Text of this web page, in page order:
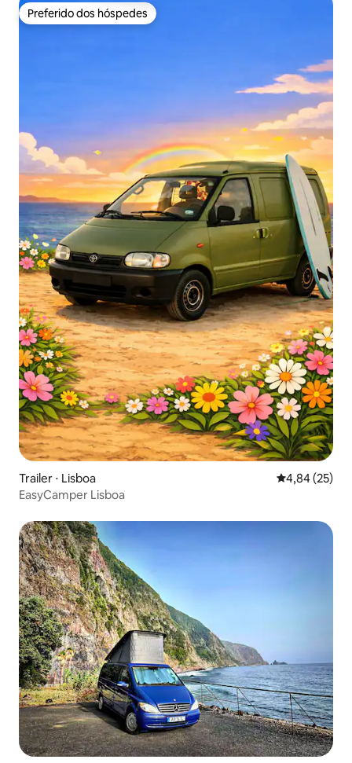
Preferido dos hóspedes
Preferido dos hóspedes
Trailer ⋅ Lisboa 4,84 de uma
4,84 (25)
EasyCamper Lisboa